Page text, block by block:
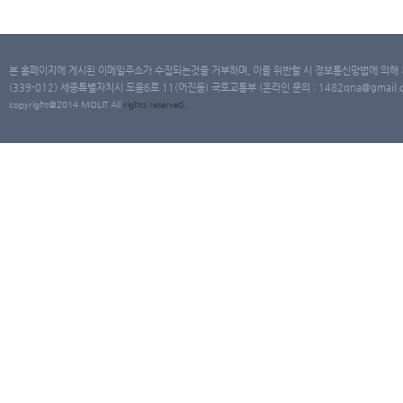
본 홈페이지에 게시된 이메일주소가 수집되는것을 거부하며, 이를 위반할 시 정보통신망법에 의
(339-012) 세종특별자치시 도움6로 11(어진동) 국토교통부 (온라인 문의 :
copyright@2014 MOLIT All rights reserved.